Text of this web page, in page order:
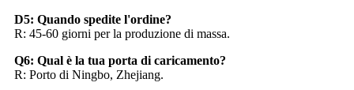
D5: Quando spedite l'ordine?
R: 45-60 giorni per la produzione di massa.
Q6: Qual è la tua porta di caricamento?
R: Porto di Ningbo, Zhejiang.